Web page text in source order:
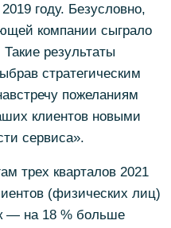
году. Безусловно,
компании сыграло
результаты
стратегическим
пожеланиям
клиентов новыми
сервиса».
трех кварталов 2021
(физических лиц)
— на 18 % больше